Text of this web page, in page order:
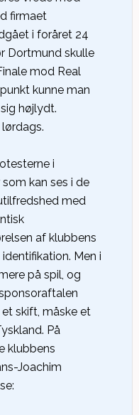
firmaet
i foråret 24
Dortmund skulle
mod Real
kunne man
højlydt.
i
kan ses i de
med
af klubbens
Men i
på spil, og
skift, måske et
På
klubbens
Joachim